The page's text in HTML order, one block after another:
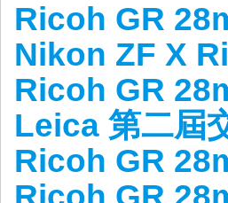
Ricoh GR
Nikon ZF X
Ricoh GR
Leica 第二屆
Ricoh GR